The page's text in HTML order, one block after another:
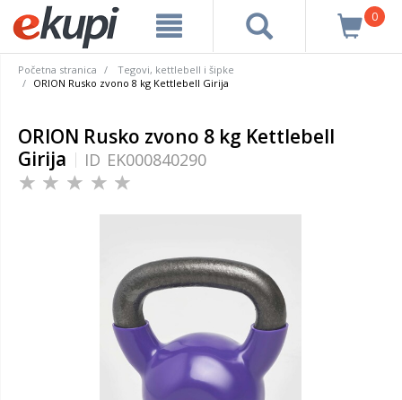
0
Početna stranica
Tegovi, kettlebell i šipke
ORION Rusko zvono 8 kg Kettlebell Girija
ORION Rusko zvono 8 kg Kettlebell
Girija
ID EK000840290